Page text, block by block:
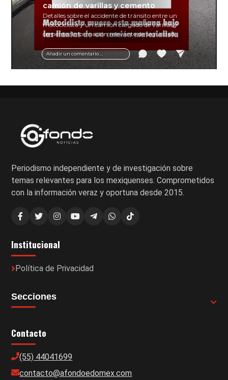
Añadir un comentario ...
camión de varillas y cemento
Detalles sobre el accidente de tránsito entre un
motociclista y un camión cargado de varillas y
cemento. Información relevante de seguridad
vial y recomendaciones para motociclistas.
Periodismo independiente y de investigación sobre
temas relevantes para los mexiquenses. Comprometidos
con la información veraz y oportuna desde 2015.
Institucional
Política de Privacidad
Secciones
Contacto
(55) 44041699
contacto@afondoedomex.com